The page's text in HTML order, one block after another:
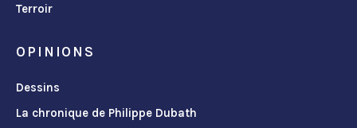
Terroir
OPINIONS
Dessins
La chronique de Philippe Dubath